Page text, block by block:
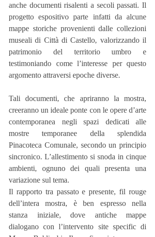
anche documenti risalenti a secoli passati. Il
progetto espositivo parte infatti da alcune
mappe storiche provenienti dalle collezioni
museali di Città di Castello, valorizzando il
patrimonio del territorio umbro e
testimoniando come l’interesse per questo
argomento attraversi epoche diverse.
Tali documenti, che apriranno la mostra,
creeranno un ideale ponte con le opere d’arte
contemporanea negli spazi dedicati alle
mostre temporanee della splendida
Pinacoteca Comunale, secondo un principio
sincronico. L’allestimento si snoda in cinque
ambienti, ognuno dei quali presenta una
variazione sul tema.
Il rapporto tra passato e presente, fil rouge
dell’intera mostra, è ben espresso nella
stanza iniziale, dove antiche mappe
dialogano con l’intervento site specific di